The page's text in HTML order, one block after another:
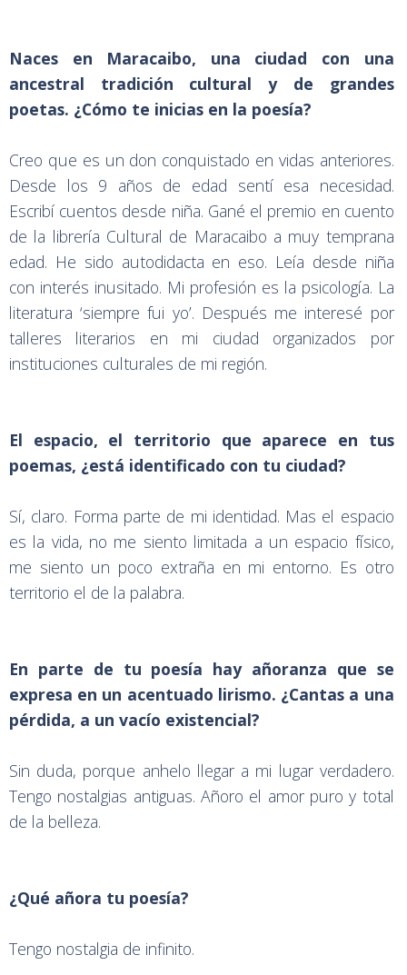
Naces en Maracaibo, una ciudad con una
ancestral tradición cultural y de grandes
poetas. ¿Cómo te inicias en la poesía?
Creo que es un don conquistado en vidas anteriores.
Desde los 9 años de edad sentí esa necesidad.
Escribí cuentos desde niña. Gané el premio en cuento
de la librería Cultural de Maracaibo a muy temprana
edad. He sido autodidacta en eso. Leía desde niña
con interés inusitado. Mi profesión es la psicología. La
literatura ‘siempre fui yo’. Después me interesé por
talleres literarios en mi ciudad organizados por
instituciones culturales de mi región.
El espacio, el territorio que aparece en tus
poemas, ¿está identificado con tu ciudad?
Sí, claro. Forma parte de mi identidad. Mas el espacio
es la vida, no me siento limitada a un espacio físico,
me siento un poco extraña en mi entorno. Es otro
territorio el de la palabra.
En parte de tu poesía hay añoranza que se
expresa en un acentuado lirismo. ¿Cantas a una
pérdida, a un vacío existencial?
Sin duda, porque anhelo llegar a mi lugar verdadero.
Tengo nostalgias antiguas. Añoro el amor puro y total
de la belleza.
¿Qué añora tu poesía?
Tengo nostalgia de infinito.